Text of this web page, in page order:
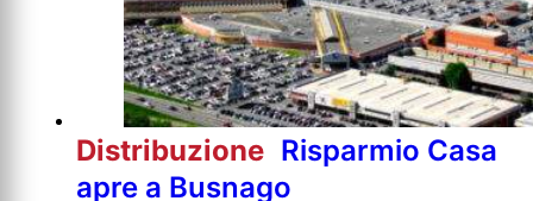
Distribuzione Risparmio Casa
apre a Busnago